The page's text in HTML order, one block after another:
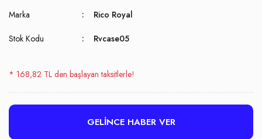
Marka Rico Royal
Stok Kodu Rvcase05
* 168,82 TL den başlayan taksitlerle!
GELİNCE HABER VER